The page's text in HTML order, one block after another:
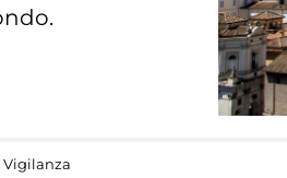
Vigilanza